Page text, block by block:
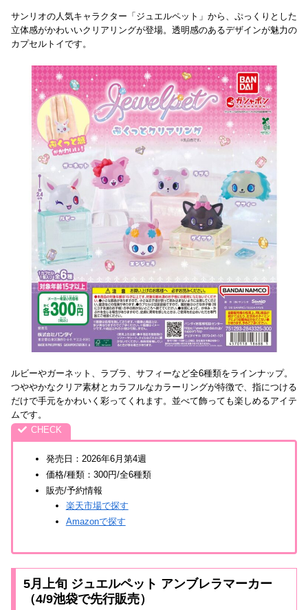
サンリオの人気キャラクター「ジュエルペット」から、ぷっくりとした
立体感がかわいいクリアリングが登場。透明感のあるデザインが魅力の
カプセルトイです。
ルビーやガーネット、ラブラ、サフィーなど全6種類をラインナップ。
つややかなクリア素材とカラフルなカラーリングが特徴で、指につける
だけで手元をかわいく彩ってくれます。並べて飾っても楽しめるアイテ
ムです。
発売日：2026年6月第4週
価格/種類：300円/全6種類
販売/予約情報
楽天市場で探す
Amazonで探す
5月上旬 ジュエルペット アンブレラマーカー
（4/9池袋で先行販売）